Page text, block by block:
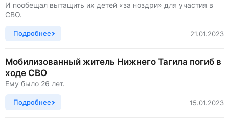
И пообещал вытащить их детей «за ноздри» для участия в
СВО.
Подробнее 21.01.2023
Мобилизованный житель Нижнего Тагила погиб в
ходе СВО
Ему было 26 лет.
Подробнее 15.01.2023